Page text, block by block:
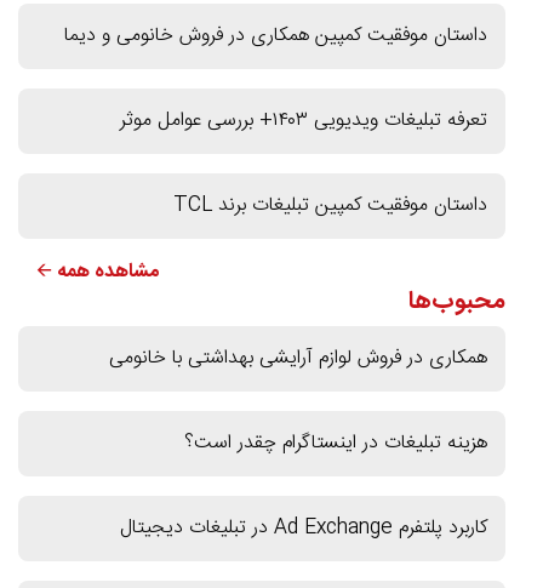
داستان موفقیت کمپین همکاری در فروش خانومی و دیما
تعرفه تبلیغات ویدیویی ۱۴۰۳+ بررسی عوامل موثر
داستان موفقیت کمپین تبلیغات برند TCL
مشاهده همه 🡨
محبوب‌ها
همکاری در فروش لوازم آرایشی بهداشتی با خانومی
هزینه تبلیغات در اینستاگرام چقدر است؟
کاربرد پلتفرم Ad Exchange در تبلیغات دیجیتال